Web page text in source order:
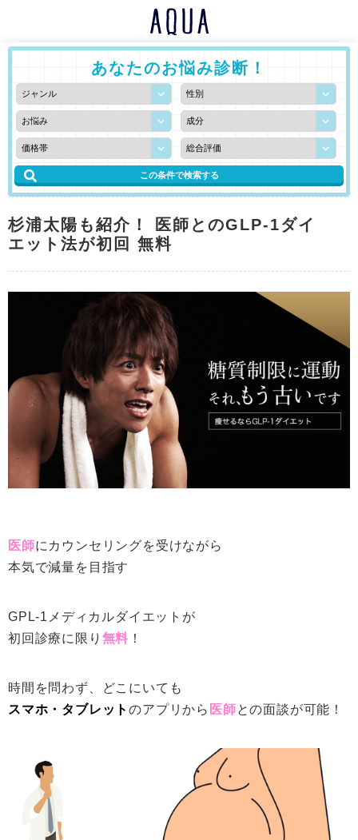
あなたのお悩み診断！
杉浦太陽も紹介！ 医師とのGLP-1ダイ
エット法が初回 無料
医師にカウンセリングを受けながら
本気で減量を目指す
GPL-1メディカルダイエットが
初回診療に限り 無料 ！
時間を問わず、どこにいても
スマホ・タブレットのアプリから 医師との面談が可能！